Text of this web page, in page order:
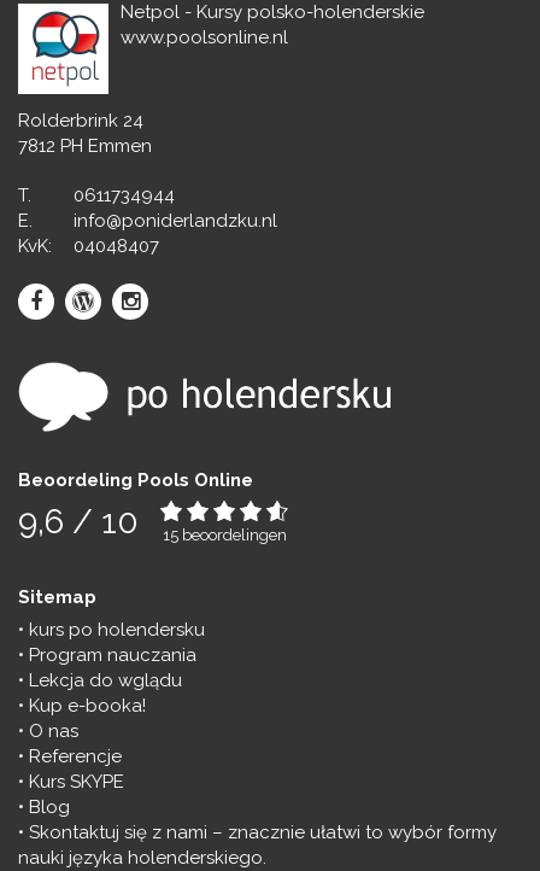
Netpol - Kursy polsko-holenderskie
www.poolsonline.nl
Rolderbrink 24
7812 PH Emmen
T.
0611734944
E.
info@poniderlandzku.nl
KvK:
04048407
Beoordeling Pools Online
9,6 / 10 15 beoordelingen
Sitemap
kurs po holendersku
Program nauczania
Lekcja do wglądu
Kup e-booka!
O nas
Referencje
Kurs SKYPE
Blog
Skontaktuj się z nami – znacznie ułatwi to wybór formy
nauki języka holenderskiego.